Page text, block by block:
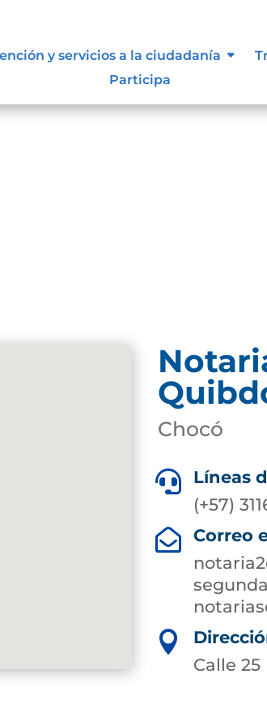
y servicios a la ciudadanía
Participa
de perfeccionar su búsqueda o
Chocó

Líneas
(+57)

Correo

Calle